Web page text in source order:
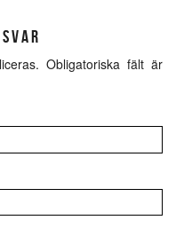
Obligatoriska fält är